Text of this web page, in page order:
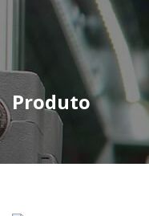
Produto